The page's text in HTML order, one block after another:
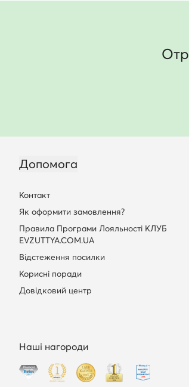
Допомога
Контакт
Як оформити замовлення?
Правила Програми Лояльності КЛУБ
EVZUTTYA.COM.UA
Відстеження посилки
Корисні поради
Довідковий центр
Наші нагороди